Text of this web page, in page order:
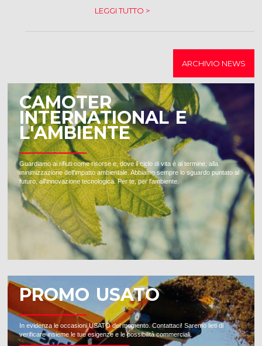
LEGGI TUTTO >
ARCHIVIO NEWS
CAMOTER
INTERNATIONAL E
L'AMBIENTE
Guardiamo ai rifiuti come risorse e, dove il ciclo di vita è al termine, alla
minimizzazione dell'impatto ambientale. Abbiamo sempre lo sguardo puntato al
futuro, all'innovazione tecnologica. Per te, per l'ambiente.
PROMO USATO
In evidenza le occasioni USATO del momento. Contattaci! Saremo lieti di
verificare insieme le tue esigenze e le possibilità commerciali.